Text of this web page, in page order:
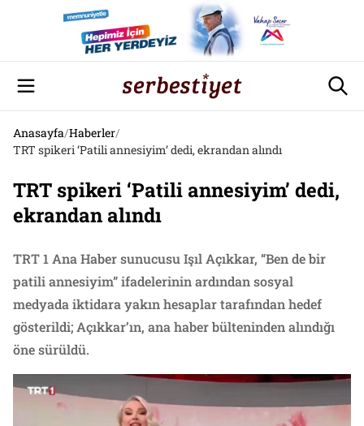
Anasayfa/Haberler/
TRT spikeri ‘Patili annesiyim’ dedi, ekrandan alındı
TRT spikeri ‘Patili annesiyim’ dedi,
ekrandan alındı
TRT 1 Ana Haber sunucusu Işıl Açıkkar, “Ben de bir
patili annesiyim” ifadelerinin ardından sosyal
medyada iktidara yakın hesaplar tarafından hedef
gösterildi; Açıkkar’ın, ana haber bülteninden alındığı
öne sürüldü.